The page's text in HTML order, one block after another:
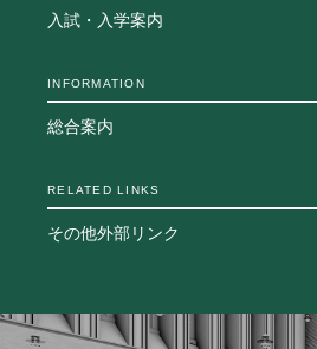
入試・入学案内
INFORMATION
総合案内
RELATED LINKS
その他外部リンク